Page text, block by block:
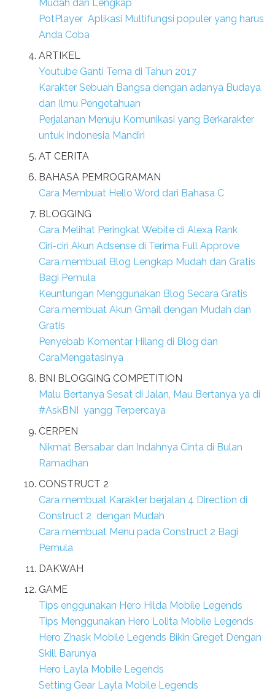
Mudah dan Lengkap
PotPlayer Aplikasi Multifungsi populer yang harus
Anda Coba
ARTIKEL
Youtube Ganti Tema di Tahun 2017
Karakter Sebuah Bangsa dengan adanya Budaya
dan Ilmu Pengetahuan
Perjalanan Menuju Komunikasi yang Berkarakter
untuk Indonesia Mandiri
AT CERITA
BAHASA PEMROGRAMAN
Cara Membuat Hello Word dari Bahasa C
BLOGGING
Cara Melihat Peringkat Webite di Alexa Rank
Ciri-ciri Akun Adsense di Terima Full Approve
Cara membuat Blog Lengkap Mudah dan Gratis
Bagi Pemula
Keuntungan Menggunakan Blog Secara Gratis
Cara membuat Akun Gmail dengan Mudah dan
Gratis
Penyebab Komentar Hilang di Blog dan
CaraMengatasinya
BNI BLOGGING COMPETITION
Malu Bertanya Sesat di Jalan, Mau Bertanya ya di
#AskBNI yangg Terpercaya
CERPEN
Nikmat Bersabar dan Indahnya Cinta di Bulan
Ramadhan
CONSTRUCT 2
Cara membuat Karakter berjalan 4 Direction di
Construct 2 dengan Mudah
Cara membuat Menu pada Construct 2 Bagi
Pemula
DAKWAH
GAME
Tips enggunakan Hero Hilda Mobile Legends
Tips Menggunakan Hero Lolita Mobile Legends
Hero Zhask Mobile Legends Bikin Greget Dengan
Skill Barunya
Hero Layla Mobile Legends
Setting Gear Layla Mobile Legends